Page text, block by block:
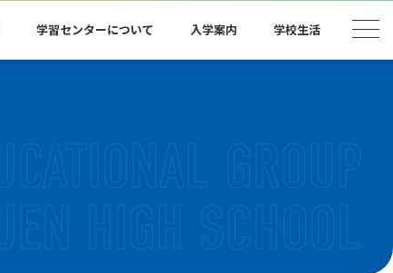
学習センターについて 入学案内 学校生活